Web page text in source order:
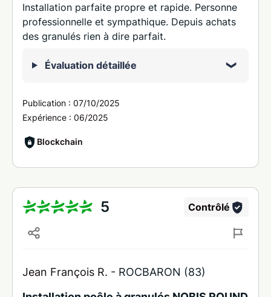
Installation parfaite propre et rapide. Personne
professionnelle et sympathique. Depuis achats
des granulés rien à dire parfait.
Évaluation détaillée
Publication : 07/10/2025
Expérience : 06/2025
Blockchain
5 Contrôlé
Jean François R. - ROCBARON (83)